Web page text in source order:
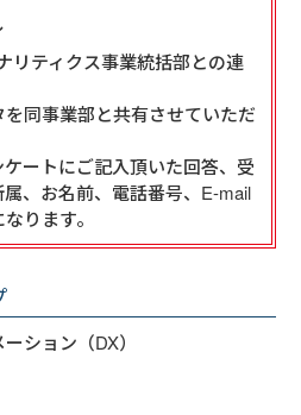
リティクス事業統括部との連
同事業部と共有させていただ
ートにご記入頂いた回答、受
、お名前、電話番号、E-mail
ります。
ション（DX）